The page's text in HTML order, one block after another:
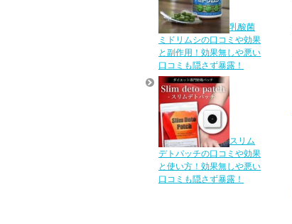
乳酸菌
ミドリムシの口コミや効果
と副作用！効果無しや悪い
口コミも隠さず暴露！
スリム
デトパッチの口コミや効果
と使い方！効果無しや悪い
口コミも隠さず暴露！